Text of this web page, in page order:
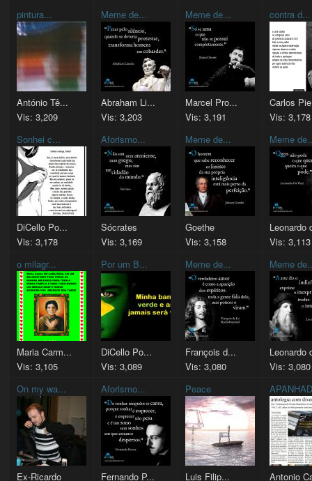
pintura...
António Tê...
Vis: 3,209
Meme de...
Abraham Li...
Vis: 3,203
Meme de...
Marcel Pro...
Vis: 3,191
contra d...
Carlos
Vis: 3,178
Sonhei c...
DiCello Po...
Vis: 3,178
Aforismo...
Sócrates
Vis: 3,169
Meme de...
Goethe
Vis: 3,158
Meme
Leonardo
Vis: 3,113
o milagr...
Maria Carm...
Vis: 3,105
Por um B...
DiCello Po...
Vis: 3,089
Meme de...
François d...
Vis: 3,080
Meme
Leonardo
Vis: 3,080
On my wa...
Ex-Ricardo
Aforismo...
Fernando P...
Peace
Luis Filip... Antonio